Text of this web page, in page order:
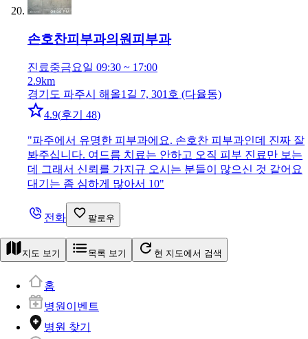
손호찬피부과의원 피부과
진료중금요일 09:30 ~ 17:00
2.9km
경기도 파주시 해올1길 7, 301호 (다율동)
4.9(후기 48)
"파주에서 유명한 피부과에요. 손호찬 피부과인데 진짜 잘
봐주십니다. 여드름 치료는 안하고 오직 피부 진료만 보는
데 그래서 신뢰를 가지규 오시는 분들이 많으신 것 같어요
대기는 좀 심하게 많아서 10"
전화 팔로우
지도 보기 목록 보기 현 지도에서 검색
홈
병원이벤트
병원 찾기